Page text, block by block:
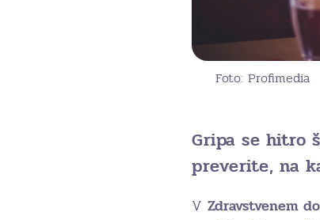
Foto: Profimedia
Gripa se hitro
preverite, na
V Zdravstvenem